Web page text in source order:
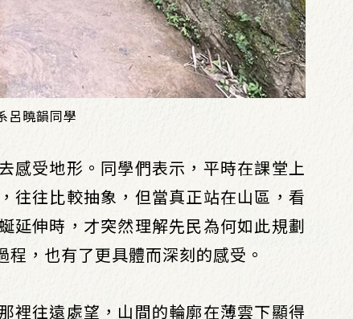
呂曉韻同學
感受地形。同學們表示，平時在課堂上
往往比較抽象，但當真正站在山區，看
延伸時，才突然理解先民為何如此規劃
，也有了更具體而深刻的感受。
裡往遠處望，山間的輪廓在薄雲下顯得